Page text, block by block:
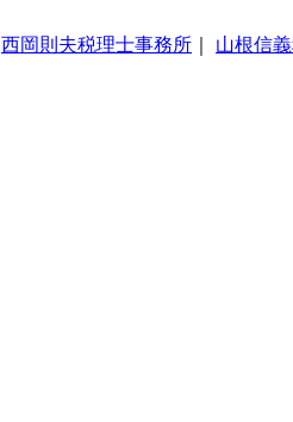
西岡則夫税理士事務所 山根信